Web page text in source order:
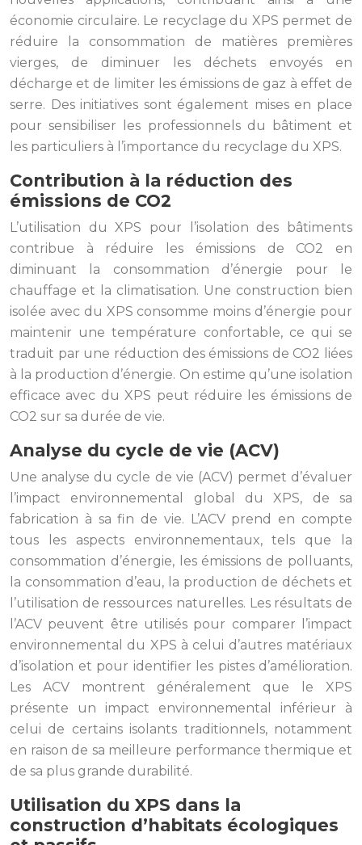
économie circulaire. Le recyclage du XPS permet de
réduire la consommation de matières premières
vierges, de diminuer les déchets envoyés en
décharge et de limiter les émissions de gaz à effet de
serre. Des initiatives sont également mises en place
pour sensibiliser les professionnels du bâtiment et
les particuliers à l’importance du recyclage du XPS.
Contribution à la réduction des
émissions de CO2
L’utilisation du XPS pour l’isolation des bâtiments
contribue à réduire les émissions de CO2 en
diminuant la consommation d’énergie pour le
chauffage et la climatisation. Une construction bien
isolée avec du XPS consomme moins d’énergie pour
maintenir une température confortable, ce qui se
traduit par une réduction des émissions de CO2 liées
à la production d’énergie. On estime qu’une isolation
efficace avec du XPS peut réduire les émissions de
CO2 sur sa durée de vie.
Analyse du cycle de vie (ACV)
Une analyse du cycle de vie (ACV) permet d’évaluer
l’impact environnemental global du XPS, de sa
fabrication à sa fin de vie. L’ACV prend en compte
tous les aspects environnementaux, tels que la
consommation d’énergie, les émissions de polluants,
la consommation d’eau, la production de déchets et
l’utilisation de ressources naturelles. Les résultats de
l’ACV peuvent être utilisés pour comparer l’impact
environnemental du XPS à celui d’autres matériaux
d’isolation et pour identifier les pistes d’amélioration.
Les ACV montrent généralement que le XPS
présente un impact environnemental inférieur à
celui de certains isolants traditionnels, notamment
en raison de sa meilleure performance thermique et
de sa plus grande durabilité.
Utilisation du XPS dans la
construction d’habitats écologiques